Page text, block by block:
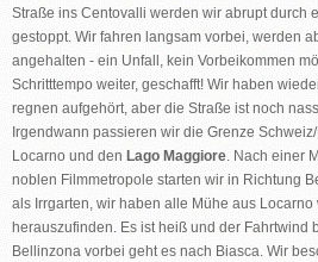
Straße ins Centovalli werden wir abrupt durch
gestoppt. Wir fahren langsam vorbei, werden
angehalten - ein Unfall, kein Vorbeikommen
Schritttempo weiter, geschafft! Wir haben
regnen aufgehört, aber die Straße ist noch
Irgendwann passieren wir die Grenze
Locarno und den Lago Maggiore. Nach einer
noblen Filmmetropole starten wir in Richtung
als Irrgarten, wir haben alle Mühe aus
herauszufinden. Es ist heiß und der Fahrtwind
Bellinzona vorbei geht es nach Biasca. Wir